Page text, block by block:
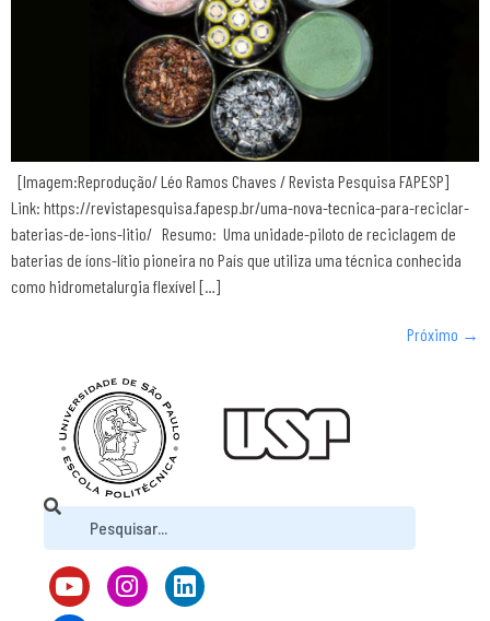
[Imagem:Reprodução/ Léo Ramos Chaves / Revista Pesquisa FAPESP]
Link: https://revistapesquisa.fapesp.br/uma-nova-tecnica-para-reciclar-
baterias-de-ions-litio/ Resumo: Uma unidade-piloto de reciclagem de
baterias de íons-lítio pioneira no País que utiliza uma técnica conhecida
como hidrometalurgia flexível […]
Próximo →